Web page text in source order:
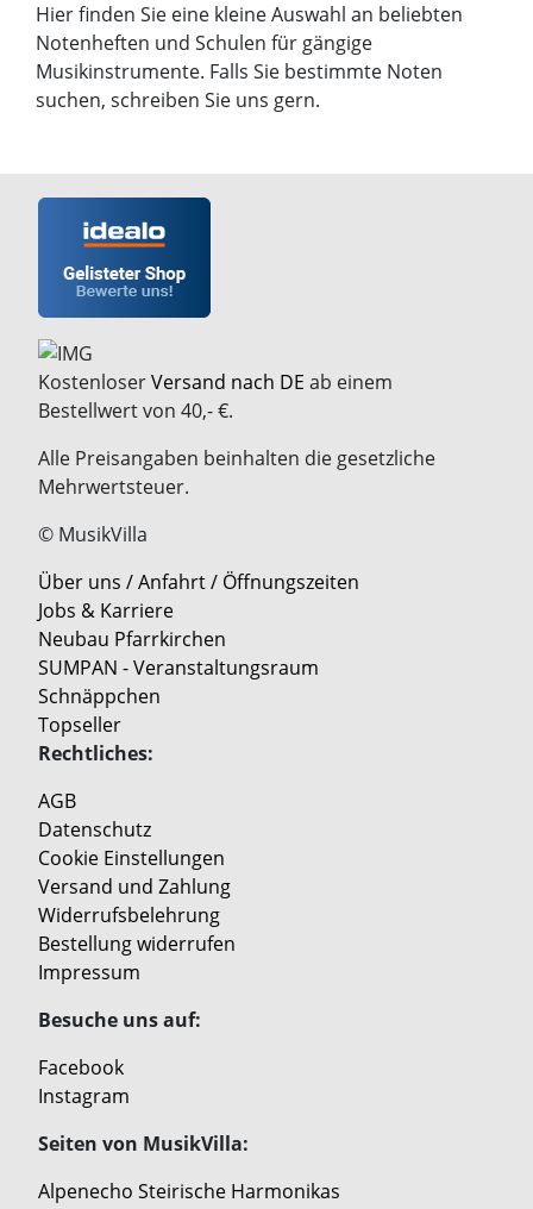
Hier finden Sie eine kleine Auswahl an beliebten
Notenheften und Schulen für gängige
Musikinstrumente. Falls Sie bestimmte Noten
suchen, schreiben Sie uns gern.
KostenloserVersand nach DE ab einem
Bestellwert von 40,- €.
Alle Preisangaben beinhalten die gesetzliche
Mehrwertsteuer.
© MusikVilla
Über uns / Anfahrt / Öffnungszeiten
Jobs & Karriere
Neubau Pfarrkirchen
SUMPAN - Veranstaltungsraum
Schnäppchen
Topseller
Rechtliches:
AGB
Datenschutz
Cookie Einstellungen
Versand und Zahlung
Widerrufsbelehrung
Bestellung widerrufen
Impressum
Besuche uns auf:
Facebook
Instagram
Seiten von MusikVilla:
Alpenecho Steirische Harmonikas